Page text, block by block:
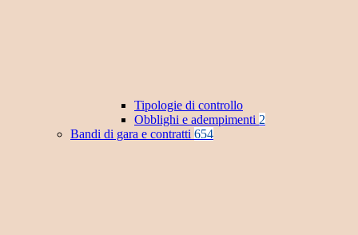
Tipologie di controllo
Obblighi e adempimenti 2
Bandi di gara e contratti 654